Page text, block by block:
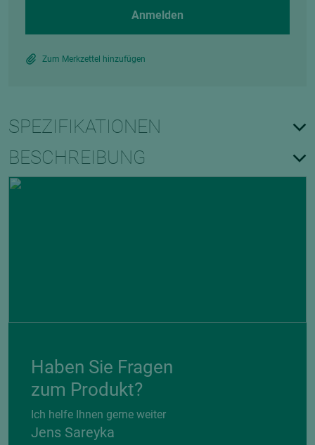
Anmelden
Zum Merkzettel hinzufügen
SPEZIFIKATIONEN
BESCHREIBUNG
Haben Sie Fragen
zum Produkt?
Ich helfe Ihnen gerne weiter
Jens Sareyka